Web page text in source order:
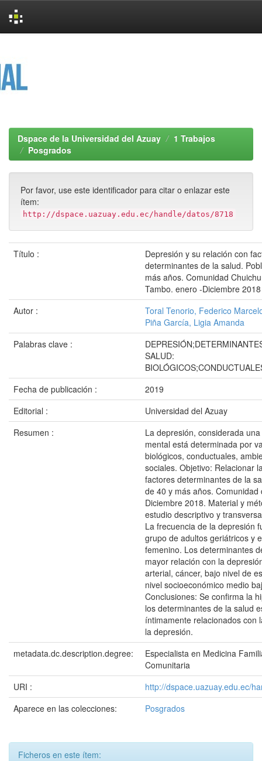
Dspace de la Universidad del Azuay
1 Trabajos
Posgrados
Por favor, use este identificador para citar o enlazar este
ítem:
http://dspace.uazuay.edu.ec/handle/datos/8718
Título :
Depresión y su relación con
determinantes de la salud.
más años. Comunidad
Tambo. enero -Diciembre 2018
Autor :
Toral Tenorio, Federico
Piña García, Ligia Amanda
Palabras clave :
SALUD:
Fecha de publicación :
2019
Editorial :
Universidad del Azuay
Resumen :
La depresión, considerada
mental está determinada por
biológicos, conductuales,
sociales. Objetivo: Relacionar
factores determinantes de la
de 40 y más años. Comunidad
Diciembre 2018. Material y
estudio descriptivo y
La frecuencia de la depresión
grupo de adultos geriátricos y
femenino. Los determinantes
mayor relación con la
arterial, cáncer, bajo nivel de
nivel socioeconómico medio
Conclusiones: Se confirma la
los determinantes de la salud
íntimamente relacionados con
la depresión.
metadata.dc.description.degree:
Especialista en Medicina
Comunitaria
URI :
http://dspace.uazuay.edu.ec/
Aparece en las colecciones:
Posgrados
Ficheros en este ítem: